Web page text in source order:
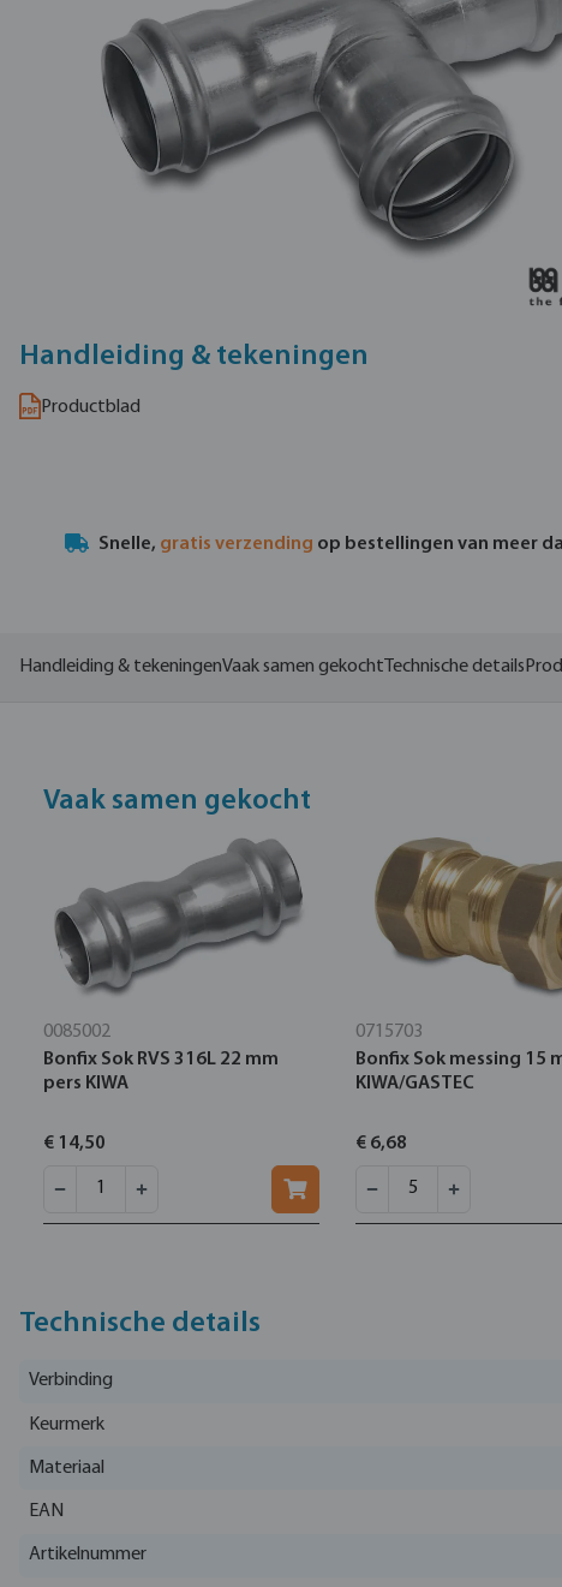
Handleiding & tekeningen
Productblad
Snelle, gratis verzending op bestellingen van meer
Handleiding & tekeningenVaak samen gekocht Technische details
Vaak samen gekocht
0085002
Bonfix Sok RVS 316L 22 mm
pers KIWA
€ 14,50
0715703
Bonfix Sok messing 15
KIWA/GASTEC
€ 6,68
Technische details
Verbinding
Keurmerk
Materiaal
EAN
Artikelnummer